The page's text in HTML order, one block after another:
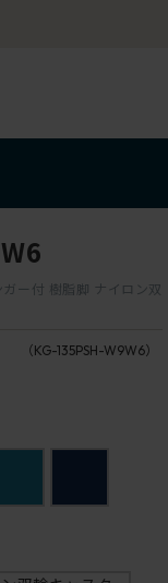
ー付 樹脂脚 ナイロン双
（KG-135PSH-W9W6）